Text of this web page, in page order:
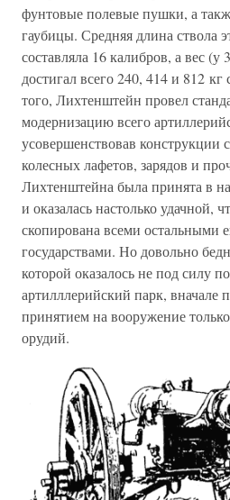
фунтовые полевые пушки, а
гаубицы. Средняя длина ствола
составляла 16 калибров, а вес
достигал всего 240, 414 и 812
того, Лихтенштейн провел
модернизацию всего
усовершенствовав конструкции
колесных лафетов, зарядов и
Лихтенштейна была принята в
и оказалась настолько удачной,
скопирована всеми остальными
государствами. Но довольно
которой оказалось не под силу
артилллерийский парк, вначале
принятием на вооружение
орудий.